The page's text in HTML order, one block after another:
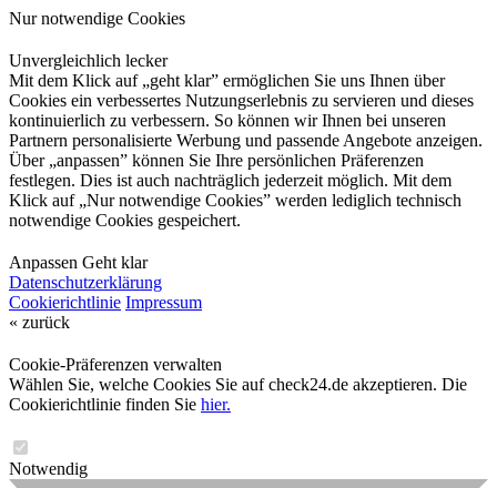
Nur notwendige Cookies
Unvergleichlich lecker
Mit dem Klick auf „geht klar” ermöglichen Sie uns Ihnen über
Cookies ein verbessertes Nutzungserlebnis zu servieren und dieses
kontinuierlich zu verbessern. So können wir Ihnen bei unseren
Partnern personalisierte Werbung und passende Angebote anzeigen.
Über „anpassen” können Sie Ihre persönlichen Präferenzen
festlegen. Dies ist auch nachträglich jederzeit möglich. Mit dem
Klick auf „Nur notwendige Cookies” werden lediglich technisch
notwendige Cookies gespeichert.
Anpassen Geht klar
Datenschutzerklärung
Cookierichtlinie Impressum
« zurück
Cookie-Präferenzen verwalten
Wählen Sie, welche Cookies Sie auf check24.de akzeptieren. Die
Cookierichtlinie finden Sie hier.
Notwendig